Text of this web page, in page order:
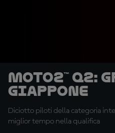
Moto2™ Q2:
Giappone
Diciotto piloti della categoria
miglior tempo nella qualifica